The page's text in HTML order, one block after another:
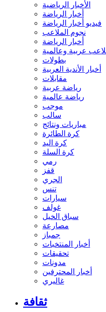
الأخبار الرياضية
أخبار الرياضة
فيديو أخبار الرياضة
نجوم الملاعب
أخبار الرياضة
عربية وعالمية
بطولات
أخبار الأندية العربية
مقابلات
رياضة عربية
رياضة عالمية
موجب
سالب
مباريات ونتائج
كرة الطائرة
كرة اليد
كرة السلة
رمي
قفز
الجري
تنس
سيارات
غولف
سباق الخيل
مصارعة
جمباز
أخبار المنتخبات
تحقيقات
مدونات
أخبار المحترفين
غاليري
ثقافة